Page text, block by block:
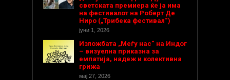
светската премиера ќе ја има
на фестивалот на Роберт Де
Ниро („Трибека фестивал“)
јуни 1, 2026
Изложбата „Меѓу нас“ на Индог
– визуелна приказна за
емпатија, надеж и колективна
грижа
мај 27, 2026